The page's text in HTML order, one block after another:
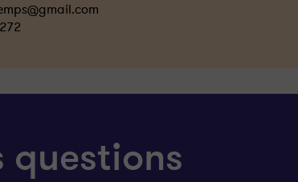
questions